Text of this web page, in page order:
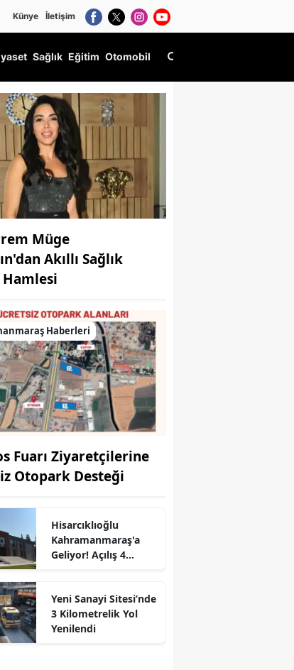
Künye İletişim
Sağlık Eğitim Otomobil
Müge
Akıllı Sağlık
Haberleri
Fuarı Ziyaretçilerine
Otopark Desteği
Hisarcıklıoğlu
Kahramanmaraş'a
Geliyor! Açılış 4
Yeni Sanayi Sitesi’nde
3 Kilometrelik Yol
Yenilendi